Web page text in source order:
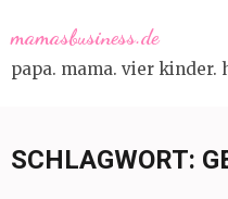
to
content
mamasbusiness.de
papa. mama. vier kinder.
SCHLAGWORT: